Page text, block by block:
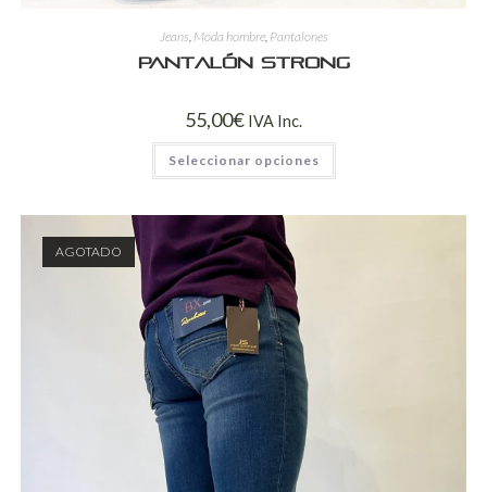
Jeans, Moda hombre, Pantalones
Pantalón Strong
55,00€ IVA Inc.
Seleccionar opciones
AGOTADO